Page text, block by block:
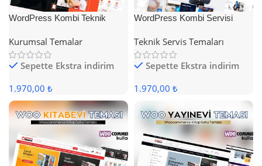
WordPress Kombi Teknik
Kurumsal Temalar
Sepette Ekstra indirim
1.970,00 ₺
WordPress Kombi Servisi
Teknik Servis Temaları
Sepette Ekstra indirim
1.970,00 ₺